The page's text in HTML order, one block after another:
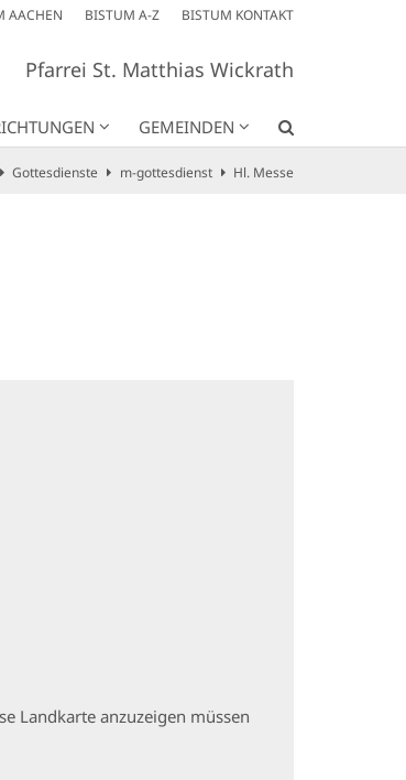
AACHEN BISTUM A-Z BISTUM KONTAKT
Pfarrei St. Matthias Wickrath
GEMEINDEN
Gottesdienste m-gottesdienst Hl. Messe
Landkarte anzuzeigen müssen